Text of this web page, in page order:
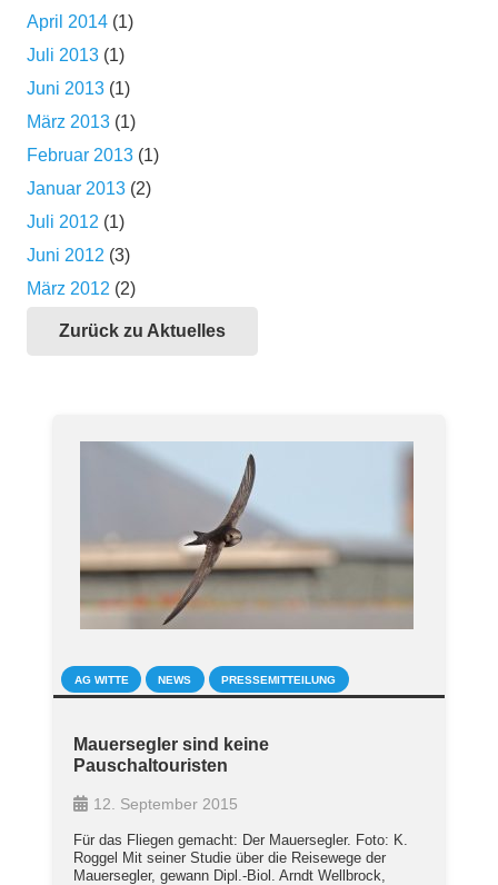
April 2014 (1)
Juli 2013 (1)
Juni 2013 (1)
März 2013 (1)
Februar 2013 (1)
Januar 2013 (2)
Juli 2012 (1)
Juni 2012 (3)
März 2012 (2)
Zurück zu Aktuelles
AG WITTE NEWS PRESSEMITTEILUNG
Mauersegler sind keine
Pauschaltouristen
12. September 2015
Für das Fliegen gemacht: Der Mauersegler. Foto: K.
Roggel Mit seiner Studie über die Reisewege der
Mauersegler, gewann Dipl.-Biol. Arndt Wellbrock,